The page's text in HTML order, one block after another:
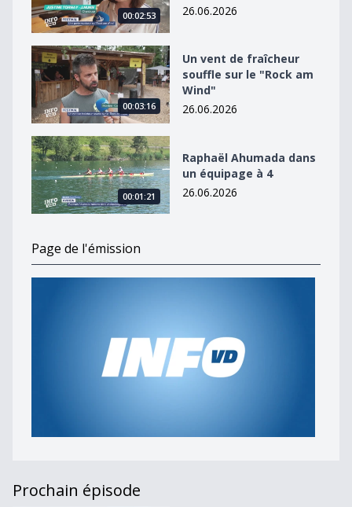
00:02:53
26.06.2026
Un vent de fraîcheur souffle sur le &quot;Rock am
00:03:16
Un vent de fraîcheur
souffle sur le "Rock am
Wind"
26.06.2026
Raphaël Ahumada dans un équipage à 4
00:01:21
Raphaël Ahumada dans
un équipage à 4
26.06.2026
Page de l'émission
Prochain épisode